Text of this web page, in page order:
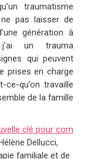
traumatisme
pas laisser de
génération à
un trauma
qui peuvent
prises en charge
qu’on travaille
de la famille
clé pour com
Dellucci,
familiale et de